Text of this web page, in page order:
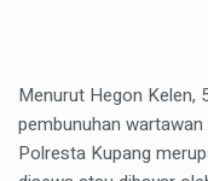
Menurut Hegon Kelen,
pembunuhan
Polresta Kupang